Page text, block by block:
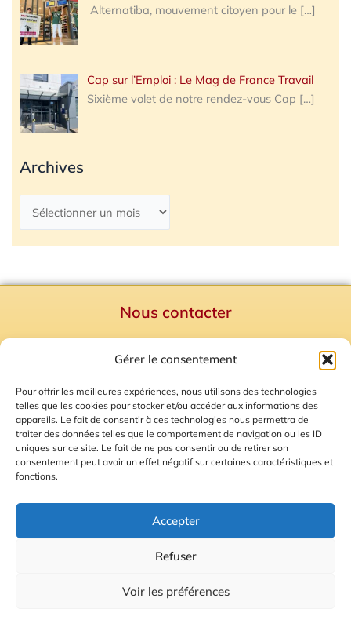
Gérer le consentement
Pour offrir les meilleures expériences, nous utilisons des technologies
telles que les cookies pour stocker et/ou accéder aux informations des
appareils. Le fait de consentir à ces technologies nous permettra de
traiter des données telles que le comportement de navigation ou les ID
uniques sur ce site. Le fait de ne pas consentir ou de retirer son
consentement peut avoir un effet négatif sur certaines caractéristiques et
fonctions.
Accepter
Refuser
Voir les préférences
Alternatiba, mouvement citoyen pour le […]
Cap sur l’Emploi : Le Mag de France Travail
Sixième volet de notre rendez-vous Cap […]
Archives
Nous contacter
Mentions Légales
Plan du site
Gestion des Cookies
© 2026 Radio Calade